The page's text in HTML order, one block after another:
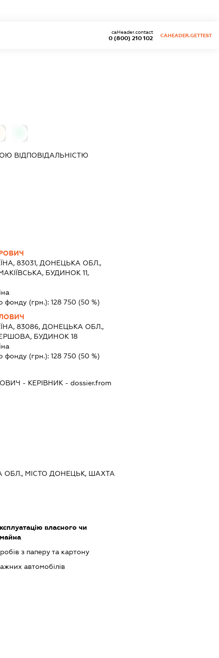
0 (800) 210 102
caHeader.contact
CAHEADER.GETTEST
ВІДПОВІДАЛЬНІСТЮ
83031, ДОНЕЦЬКА ОБЛ.,
БУДИНОК 11,
фонду (грн.): 128 750 (50 %)
83086, ДОНЕЦЬКА ОБЛ.,
БУДИНОК 18
фонду (грн.): 128 750 (50 %)
- КЕРІВНИК - dossier.from
ОБЛ., МІСТО ДОНЕЦЬК, ШАХТА
власного чи
з паперу та картону
автомобілів